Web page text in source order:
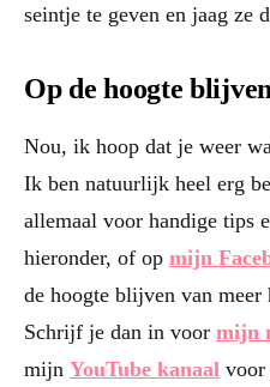
seintje te geven en jaag ze
Op de hoogte
Nou, ik hoop dat je weer
Ik ben natuurlijk heel erg
allemaal voor handige tips
hieronder, of op mijn
de hoogte blijven van meer
Schrijf je dan in voor mijn
mijn YouTube kanaal